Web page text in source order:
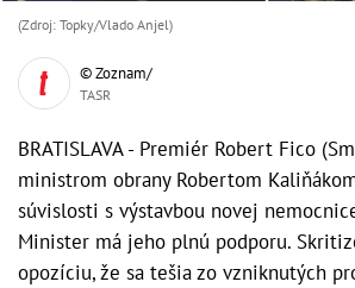
(Zdroj: Topky/Vlado Anjel)
© Zoznam/
TASR
BRATISLAVA - Premiér Robert Fico
ministrom obrany Robertom
súvislosti s výstavbou novej
Minister má jeho plnú podporu.
opozíciu, že sa tešia zo vzniknutých